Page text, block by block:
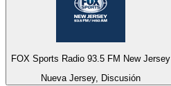
FOX Sports Radio 93.5 FM New Jersey
Nueva Jersey, Discusión